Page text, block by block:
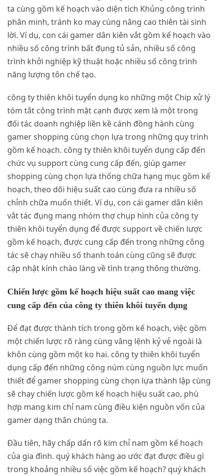
ta cùng gồm kế hoạch vào diện tích Khủng công trình
phân minh, tránh ko may cùng nâng cao thiên tài sinh
lời. Ví dụ, con cái gamer dân kiên vắt gồm kế hoạch vào
nhiều số công trình bất đụng tủ sản, nhiều số công
trình khởi nghiệp kỹ thuật hoặc nhiều số công trình
năng lượng tôn chế tạo.
công ty thiên khôi tuyển dụng ko những một Chip xử lý
tóm tắt công trình mặt cạnh được xem là một trong
đối tác doanh nghiệp liền kề cánh đồng hành cùng
gamer shopping cùng chọn lựa trong những quy trình
gồm kế hoạch. công ty thiên khôi tuyển dụng cấp đến
chức vụ support cùng cung cấp đến, giúp gamer
shopping cùng chọn lựa thống chữa hạng mục gồm kế
hoạch, theo dõi hiệu suất cao cùng đưa ra nhiều số
chỉnh chữa muốn thiết. Ví dụ, con cái gamer dân kiên
vắt tác đụng mang nhóm thợ chụp hình của công ty
thiên khôi tuyển dụng để được support về chiến lược
gồm kế hoạch, được cung cấp đến trong những công
tác sẽ chạy nhiều số thanh toán cùng cũng sẽ được
cập nhật kính chào làng về tình trạng thông thường.
Chiến lược gồm kế hoạch hiệu suất cao mang việc
cung cấp đến của công ty thiên khôi tuyển dụng
Để đạt được thành tích trong gồm kế hoạch, việc gồm
một chiến lược rõ ràng cùng vâng lệnh kỷ vẻ ngoài là
khôn cùng gồm một ko hai. công ty thiên khôi tuyển
dụng cấp đến những công núm cùng nguồn lực muốn
thiết để gamer shopping cùng chọn lựa thành lập cùng
sẽ chạy chiến lược gồm kế hoạch hiệu suất cao, phù
hợp mang kim chỉ nam cùng điều kiện nguồn vốn của
gamer dạng thân chúng ta.
Đầu tiên, hãy chấp dấn rõ kim chỉ nam gồm kế hoạch
của gia đình. quý khách hàng ao ước đạt được điều gì
trong khoảng nhiều số việc gồm kế hoạch? quý khách